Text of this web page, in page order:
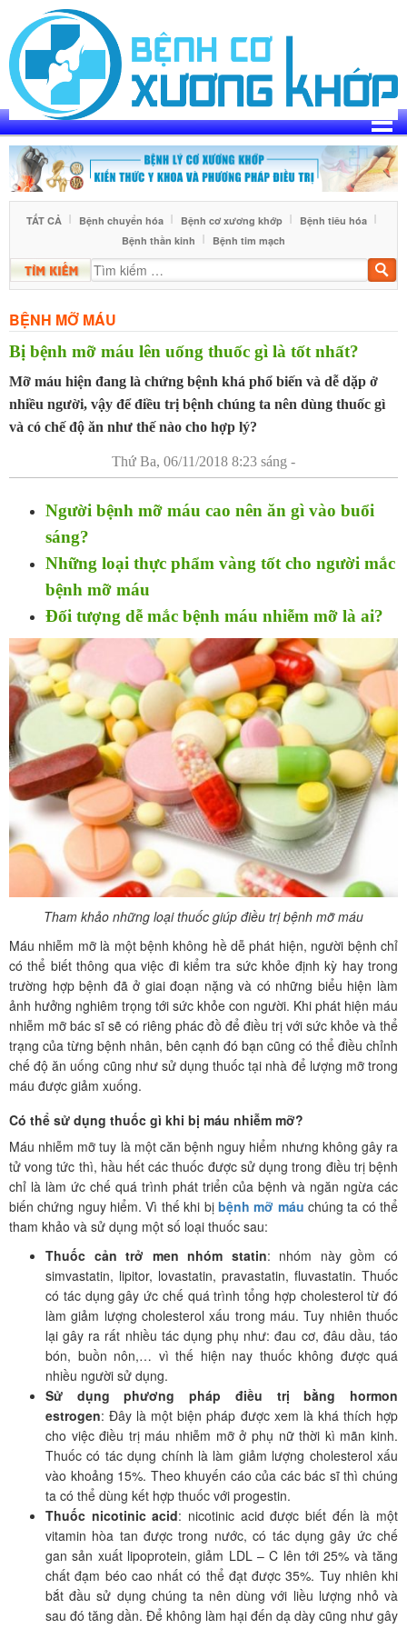
content
TẤT CẢ Bệnh chuyển hóa Bệnh cơ xương khớp
Bệnh tiêu hóa
Bệnh thần kinh
Bệnh tim mạch
Tìm
BỆNH MỠ MÁU
Bị bệnh mỡ máu lên uống thuốc gì là tốt nhất?
Mỡ máu hiện đang là chứng bệnh khá phổ biến và dễ dặp ở
nhiều người, vậy để điều trị bệnh chúng ta nên dùng thuốc gì
và có chế độ ăn như thế nào cho hợp lý?
Thứ Ba, 06/11/2018 8:23 sáng -
Người bệnh mỡ máu cao nên ăn gì vào buổi
sáng?
Những loại thực phẩm vàng tốt cho người mắc
bệnh mỡ máu
Đối tượng dễ mắc bệnh máu nhiễm mỡ là ai?
Tham khảo những loại thuốc giúp điều trị bệnh mỡ máu
Máu nhiễm mỡ là một bệnh không hề dễ phát hiện, người bệnh chỉ
có thể biết thông qua việc đi kiểm tra sức khỏe định kỳ hay trong
trường hợp bệnh đã ở giai đoạn nặng và có những biểu hiện làm
ảnh hưởng nghiêm trọng tới sức khỏe con người. Khi phát hiện máu
nhiễm mỡ bác sĩ sẽ có riêng phác đồ để điều trị với sức khỏe và thể
trạng của từng bệnh nhân, bên cạnh đó bạn cũng có thể điều chỉnh
chế độ ăn uống cũng như sử dụng thuốc tại nhà để lượng mỡ trong
máu được giảm xuống.
Có thể sử dụng thuốc gì khi bị máu nhiễm mỡ?
Máu nhiễm mỡ tuy là một căn bệnh nguy hiểm nhưng không gây ra
tử vong tức thì, hầu hết các thuốc được sử dụng trong điều trị bệnh
chỉ là làm ức chế quá trình phát triển của bệnh và ngăn ngừa các
biến chứng nguy hiểm. Vì thế khi bị bệnh mỡ máu chúng ta có thể
tham khảo và sử dụng một số loại thuốc sau:
Thuốc cản trở men nhóm statin: nhóm này gồm có
simvastatin, lipitor, lovastatin, pravastatin, fluvastatin. Thuốc
có tác dụng gây ức chế quá trình tổng hợp cholesterol từ đó
làm giảm lượng cholesterol xấu trong máu. Tuy nhiên thuốc
lại gây ra rất nhiều tác dụng phụ như: đau cơ, đâu dầu, táo
bón, buồn nôn,… vì thế hiện nay thuốc không được quá
nhiều người sử dụng.
Sử dụng phương pháp điều trị bằng hormon
estrogen: Đây là một biện pháp được xem là khá thích hợp
cho việc điều trị máu nhiễm mỡ ở phụ nữ thời kì mãn kinh.
Thuốc có tác dụng chính là làm giảm lượng cholesterol xấu
vào khoảng 15%. Theo khuyến cáo của các bác sĩ thì chúng
ta có thể dùng kết hợp thuốc với progestin.
Thuốc nicotinic acid: nicotinic acid được biết đến là một
vitamin hòa tan được trong nước, có tác dụng gây ức chế
gan sản xuất lipoprotein, giảm LDL – C lên tới 25% và tăng
chất đạm béo cao nhất có thể đạt được 35%. Tuy nhiên khi
bắt đầu sử dụng chúng ta nên dùng với liều lượng nhỏ và
sau đó tăng dần. Để không làm hại đến dạ dày cũng như gây